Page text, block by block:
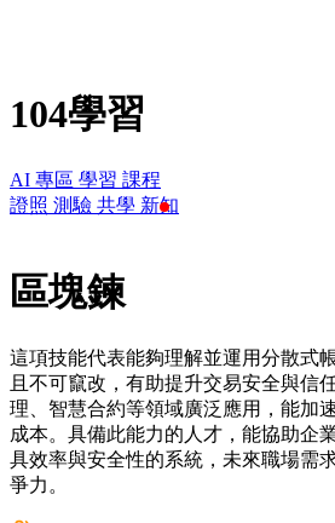
104學習
AI 專區 學習 課程
證照 測驗 共學 新知
區塊鍊
這項技能代表能夠理解並運用分散式
且不可竄改，有助提升交易安全與信
理、智慧合約等領域廣泛應用，能加
成本。具備此能力的人才，能協助企
具效率與安全性的系統，未來職場需
爭力。